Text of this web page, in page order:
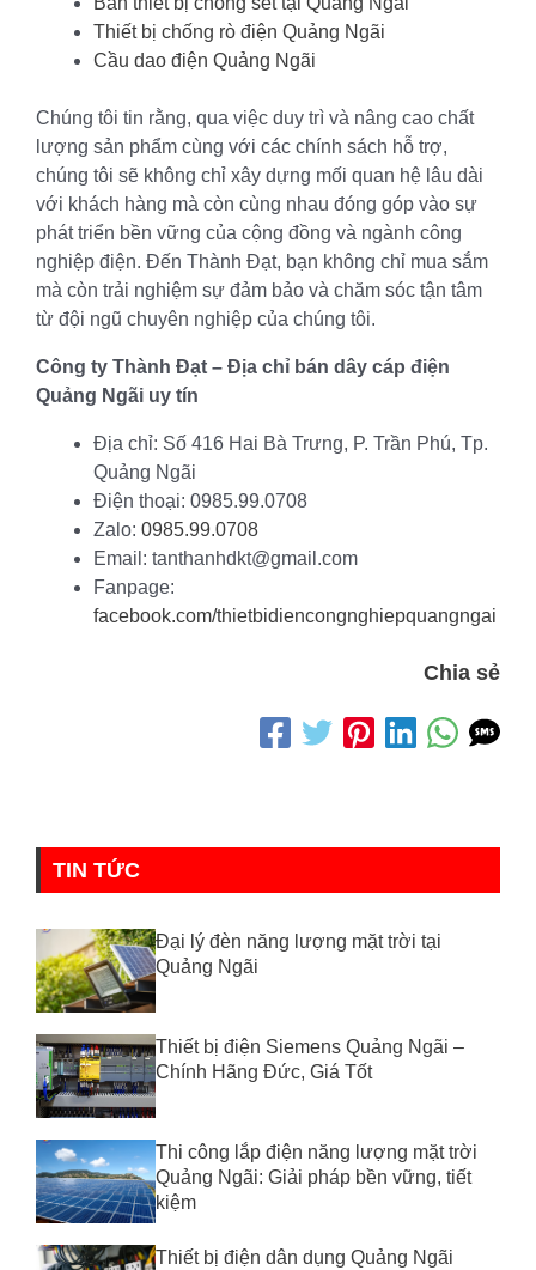
Thiết bị chống rò điện Quảng Ngãi
Cầu dao điện Quảng Ngãi
Chúng tôi tin rằng, qua việc duy trì và nâng cao chất
lượng sản phẩm cùng với các chính sách hỗ trợ,
chúng tôi sẽ không chỉ xây dựng mối quan hệ lâu dài
với khách hàng mà còn cùng nhau đóng góp vào sự
phát triển bền vững của cộng đồng và ngành công
nghiệp điện. Đến Thành Đạt, bạn không chỉ mua sắm
mà còn trải nghiệm sự đảm bảo và chăm sóc tận tâm
từ đội ngũ chuyên nghiệp của chúng tôi.
Công ty Thành Đạt – Địa chỉ bán dây cáp điện
Quảng Ngãi uy tín
Địa chỉ: Số 416 Hai Bà Trưng, P. Trần Phú, Tp.
Quảng Ngãi
Điện thoại: 0985.99.0708
Zalo: 0985.99.0708
Email: tanthanhdkt@gmail.com
Fanpage:
facebook.com/thietbidiencongnghiepquangngai
Chia sẻ
TIN TỨC
Đại lý đèn năng lượng mặt trời tại
Quảng Ngãi
Thiết bị điện Siemens Quảng Ngãi –
Chính Hãng Đức, Giá Tốt
Thi công lắp điện năng lượng mặt trời
Quảng Ngãi: Giải pháp bền vững, tiết
kiệm
Thiết bị điện dân dụng Quảng Ngãi